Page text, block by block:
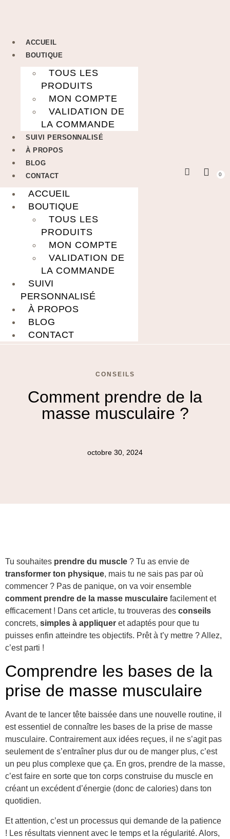
ACCUEIL
BOUTIQUE
TOUS LES
PRODUITS
MON COMPTE
VALIDATION DE
LA COMMANDE
SUIVI PERSONNALISÉ
À PROPOS
BLOG
CONTACT
ACCUEIL
BOUTIQUE
TOUS LES
PRODUITS
MON COMPTE
VALIDATION DE
LA COMMANDE
SUIVI
PERSONNALISÉ
À PROPOS
BLOG
CONTACT
0
CONSEILS
Comment prendre de la
masse musculaire ?
octobre 30, 2024
Tu souhaites prendre du muscle ? Tu as envie de
transformer ton physique, mais tu ne sais pas par où
commencer ? Pas de panique, on va voir ensemble
comment prendre de la masse musculaire facilement et
efficacement ! Dans cet article, tu trouveras des conseils
concrets, simples à appliquer et adaptés pour que tu
puisses enfin atteindre tes objectifs. Prêt à t’y mettre ? Allez,
c’est parti !
Comprendre les bases de la
prise de masse musculaire
Avant de te lancer tête baissée dans une nouvelle routine, il
est essentiel de connaître les bases de la prise de masse
musculaire. Contrairement aux idées reçues, il ne s’agit pas
seulement de s’entraîner plus dur ou de manger plus, c’est
un peu plus complexe que ça. En gros, prendre de la masse,
c’est faire en sorte que ton corps construise du muscle en
créant un excédent d’énergie (donc de calories) dans ton
quotidien.
Et attention, c’est un processus qui demande de la patience
! Les résultats viennent avec le temps et la régularité. Alors,